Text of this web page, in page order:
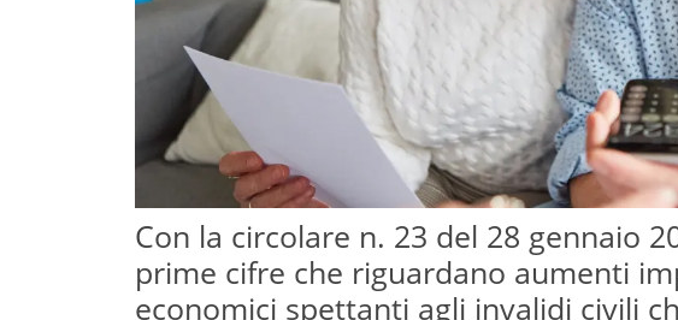
Con la circolare n. 23 del 28 gennaio
prime cifre che riguardano aumenti
economici spettanti agli invalidi civili